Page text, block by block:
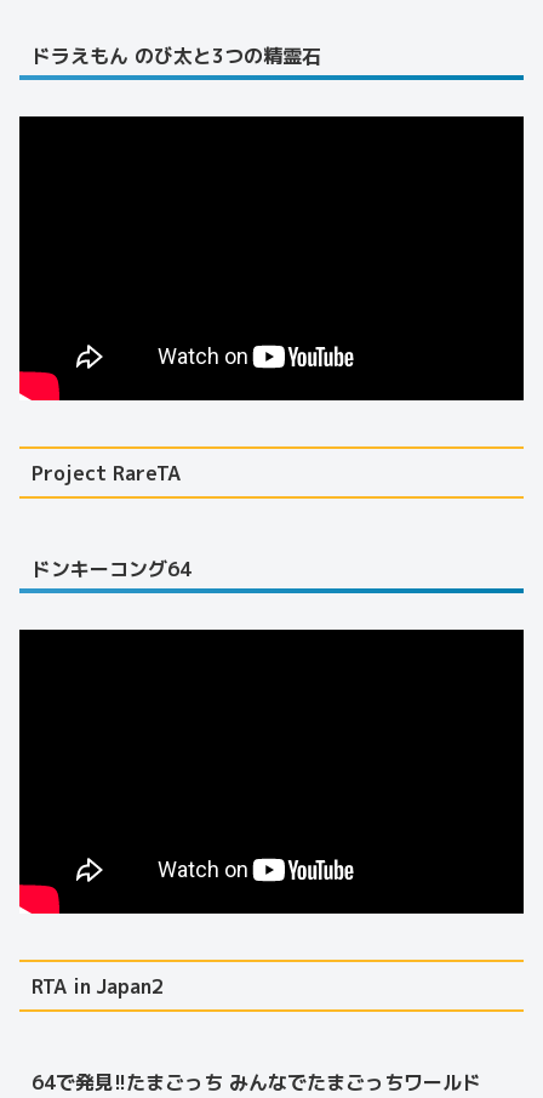
ドラえもん のび太と3つの精霊石
Project RareTA
ドンキーコング64
RTA in Japan2
64で発見!!たまごっち みんなでたまごっちワールド